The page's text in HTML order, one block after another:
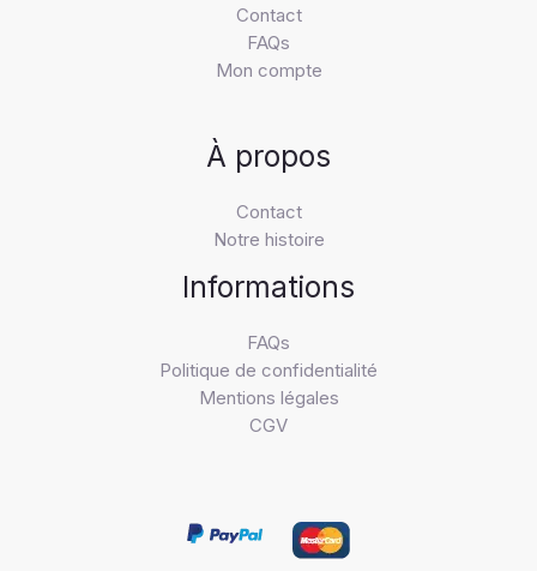
Contact
FAQs
Mon compte
À propos
Contact
Notre histoire
Informations
FAQs
Politique de confidentialité
Mentions légales
CGV